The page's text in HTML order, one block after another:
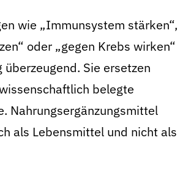
wie „Immunsystem stärken“,
oder „gegen Krebs wirken“
überzeugend. Sie ersetzen
belegte
Nahrungsergänzungsmittel
als Lebensmittel und nicht als